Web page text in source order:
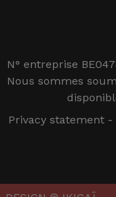
N° entreprise
Nous sommes
Privacy statement -